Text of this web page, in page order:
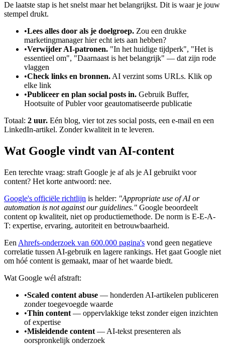
De laatste stap is het snelst maar het belangrijkst. Dit is waar je jouw
stempel drukt.
•Lees alles door als je doelgroep. Zou een drukke
marketingmanager hier echt iets aan hebben?
•Verwijder AI-patronen. "In het huidige tijdperk", "Het is
essentieel om", "Daarnaast is het belangrijk" — dat zijn rode
vlaggen
•Check links en bronnen. AI verzint soms URLs. Klik op
elke link
•Publiceer en plan social posts in. Gebruik Buffer,
Hootsuite of Publer voor geautomatiseerde publicatie
Totaal: 2 uur. Eén blog, vier tot zes social posts, een e-mail en een
LinkedIn-artikel. Zonder kwaliteit in te leveren.
Wat Google vindt van AI-content
Een terechte vraag: straft Google je af als je AI gebruikt voor
content? Het korte antwoord: nee.
Google's officiële richtlijn is helder: "Appropriate use of AI or
automation is not against our guidelines." Google beoordeelt
content op kwaliteit, niet op productiemethode. De norm is E-E-A-
T: expertise, ervaring, autoriteit en betrouwbaarheid.
Een Ahrefs-onderzoek van 600.000 pagina's vond geen negatieve
correlatie tussen AI-gebruik en lagere rankings. Het gaat Google niet
om hóé content is gemaakt, maar of het waarde biedt.
Wat Google wél afstraft:
•Scaled content abuse — honderden AI-artikelen publiceren
zonder toegevoegde waarde
•Thin content — oppervlakkige tekst zonder eigen inzichten
of expertise
•Misleidende content — AI-tekst presenteren als
oorspronkelijk onderzoek